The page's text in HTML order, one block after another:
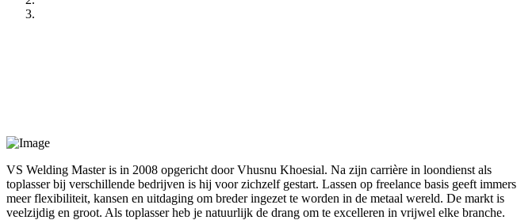
VS Welding Master is in 2008 opgericht door Vhusnu Khoesial. Na zijn carrière in loondienst als
toplasser bij verschillende bedrijven is hij voor zichzelf gestart. Lassen op freelance basis geeft immers
meer flexibiliteit, kansen en uitdaging om breder ingezet te worden in de metaal wereld. De markt is
veelzijdig en groot. Als toplasser heb je natuurlijk de drang om te excelleren in vrijwel elke branche.